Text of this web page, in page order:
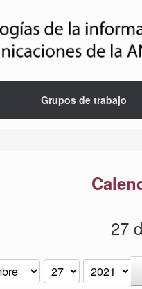
Grupos de trabajo
27